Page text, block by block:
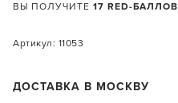
ВЫ ПОЛУЧИТЕ 17 RED-БАЛЛОВ
Артикул: 11053
ДОСТАВКА В МОСКВУ